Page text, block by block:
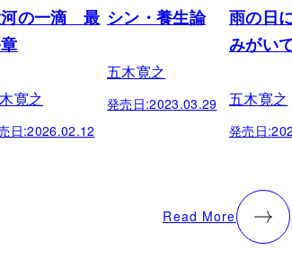
河の一滴 最
寛之
日:2026.02.12
シン・養生論
五木寛之
発売日:2023.03.29
雨の日
みがい
五木寛之
発売日:
Read More